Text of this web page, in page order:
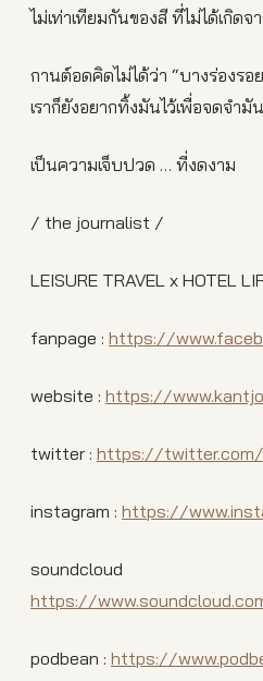
ไม่เท่าเทียมกันของสี ที่ไม่ได้เกิด
กานต์อดคิดไม่ได้ว่า “บางร่องร
เราก็ยังอยากทิ้งมันไว้เพื่อจดจำมั
เป็นความเจ็บปวด … ที่งดงาม
/ the journalist /
LEISURE TRAVEL x HOTEL
fanpage : https://
website : https://
twitter : https://twitter.com/
instagram : https://
https://
podbean : https://